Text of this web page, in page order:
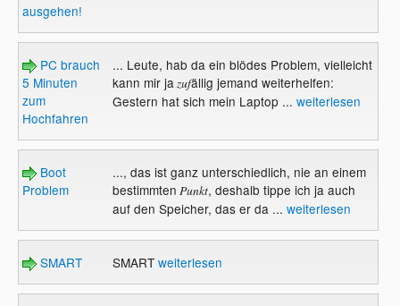
ausgehen!
PC brauch
5 Minuten
zum
Hochfahren
... Leute, hab da ein blödes Problem, vielleicht
kann mir jazufällig jemand weiterhelfen:
Gestern hat sich mein Laptop ... weiterlesen
Boot
Problem
..., das ist ganz unterschiedlich, nie an einem
bestimmten Punkt, deshalb tippe ich ja auch
auf den Speicher, das er da ... weiterlesen
SMART SMART weiterlesen